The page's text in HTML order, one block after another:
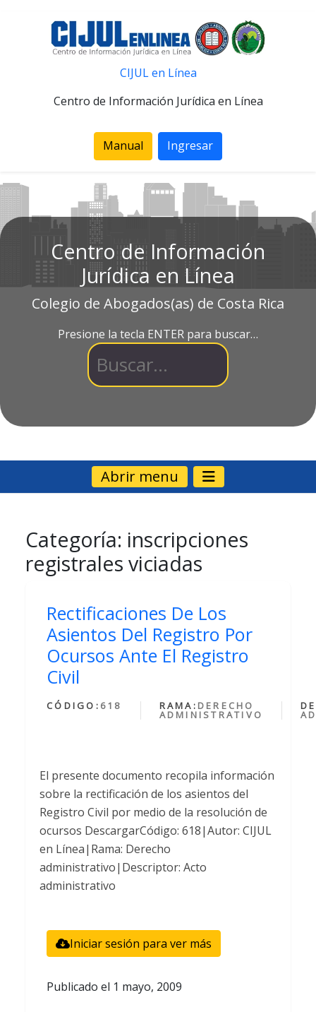
CIJUL en Línea
Centro de Información Jurídica en Línea
Manual Ingresar
Centro de Información
Jurídica en Línea
Colegio de Abogados(as) de Costa Rica
Presione la tecla ENTER para buscar…
Abrir menu
Categoría: inscripciones
registrales viciadas
Rectificaciones De Los
Asientos Del Registro Por
Ocursos Ante El Registro
Civil
CÓDIGO: 618 RAMA: DERECHO
ADMINISTRATIVO
El presente documento recopila información
sobre la rectificación de los asientos del
Registro Civil por medio de la resolución de
ocursos DescargarCódigo: 618|Autor: CIJUL
en Línea|Rama: Derecho
administrativo|Descriptor: Acto
administrativo
Iniciar sesión para ver más
Publicado el 1 mayo, 2009